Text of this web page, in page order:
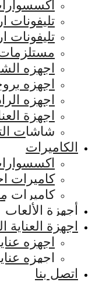
تليفونات
تليفونات
مستلزمات
اجهزه
اجهزه
اجهزه
اجهزة
شاشات
الكاميرات
كاميرات
كاميرات
أجهزة الألعاب
اجهزة
اجهزه
اجهزه
اتصل بنا